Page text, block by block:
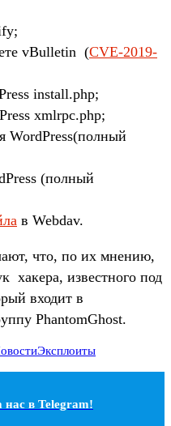
vBulletin (CVE-2019-
install.php;
xmlrpc.php;
WordPress(полный
(полный
в Webdav.
что, по их мнению,
хакера, известного под
входит в
PhantomGhost.
Эксплоиты
в Telegram!